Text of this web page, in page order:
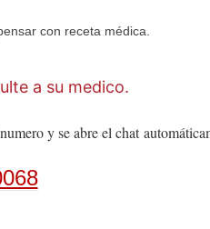
con receta médica.
a su medico.
y se abre el chat